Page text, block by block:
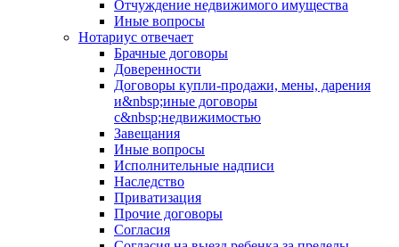
Отчуждение недвижимого имущества
Иные вопросы
Нотариус отвечает
Брачные договоры
Доверенности
Договоры купли-продажи, мены, дарения
и&nbsp;иные договоры
с&nbsp;недвижимостью
Завещания
Иные вопросы
Исполнительные надписи
Наследство
Приватизация
Прочие договоры
Согласия